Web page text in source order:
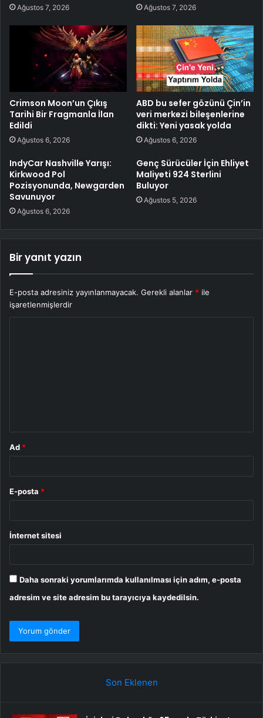
Ağustos 7, 2026 Ağustos 7, 2026
Crimson Moon’un Çıkış
Tarihi Bir Fragmanla İlan
Edildi
Ağustos 6, 2026
ABD bu sefer gözünü Çin’in
veri merkezi bileşenlerine
dikti: Yeni yasak yolda
Ağustos 6, 2026
IndyCar Nashville Yarışı:
Kirkwood Pol
Pozisyonunda, Newgarden
Savunuyor
Ağustos 6, 2026
Genç Sürücüler İçin Ehliyet
Maliyeti 924 Sterlini
Buluyor
Ağustos 5, 2026
Bir yanıt yazın
E-posta adresiniz yayınlanmayacak. Gerekli alanlar * ile
işaretlenmişlerdir
Ad *
E-posta *
İnternet sitesi
Daha sonraki yorumlarımda kullanılması için adım, e-posta
adresim ve site adresim bu tarayıcıya kaydedilsin.
Son Eklenen